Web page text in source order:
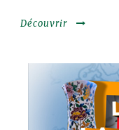
Découvrir